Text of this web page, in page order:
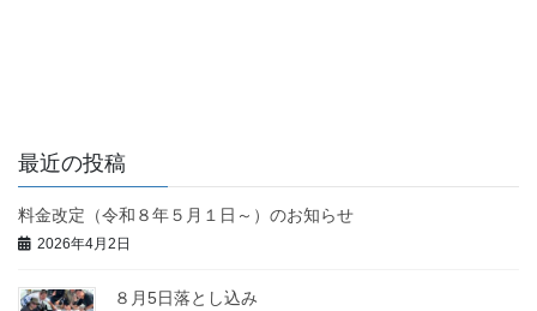
最近の投稿
料金改定（令和８年５月１日～）のお知らせ
2026年4月2日
８月5日落とし込み